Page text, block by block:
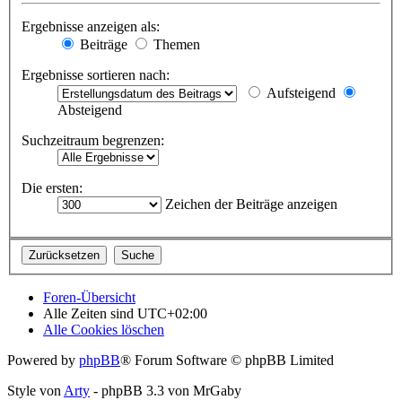
Ergebnisse anzeigen als:
Beiträge
Themen
Ergebnisse sortieren nach:
Aufsteigend
Absteigend
Suchzeitraum begrenzen:
Die ersten:
Zeichen der Beiträge anzeigen
Foren-Übersicht
Alle Zeiten sind UTC+02:00
Alle Cookies löschen
Powered by phpBB® Forum Software © phpBB Limited
Style von Arty - phpBB 3.3 von MrGaby